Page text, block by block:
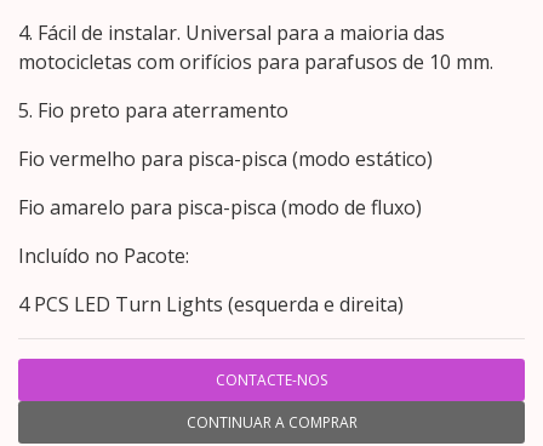
4. Fácil de instalar. Universal para a maioria das
motocicletas com orifícios para parafusos de 10 mm.
5. Fio preto para aterramento
Fio vermelho para pisca-pisca (modo estático)
Fio amarelo para pisca-pisca (modo de fluxo)
Incluído no Pacote:
4 PCS LED Turn Lights (esquerda e direita)
CONTACTE-NOS
CONTINUAR A COMPRAR